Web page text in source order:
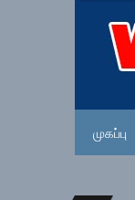
முகப்பு